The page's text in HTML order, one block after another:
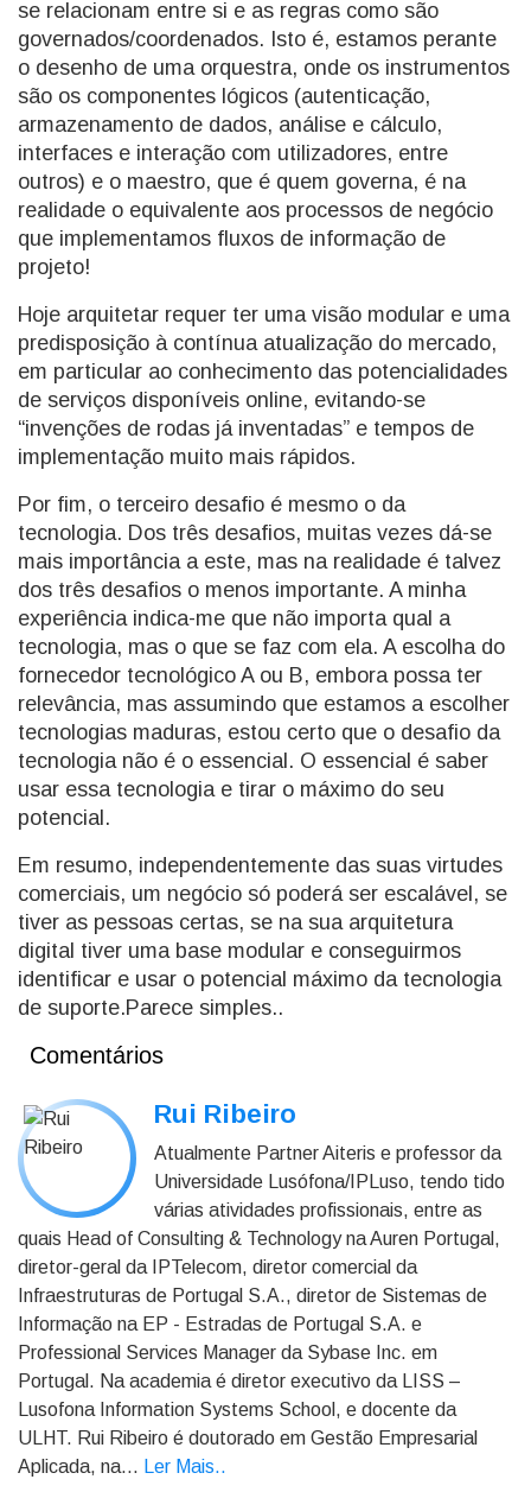
se relacionam entre si e as regras como são
governados/coordenados. Isto é, estamos perante
o desenho de uma orquestra, onde os instrumentos
são os componentes lógicos (autenticação,
armazenamento de dados, análise e cálculo,
interfaces e interação com utilizadores, entre
outros) e o maestro, que é quem governa, é na
realidade o equivalente aos processos de negócio
que implementamos fluxos de informação de
projeto!
Hoje arquitetar requer ter uma visão modular e uma
predisposição à contínua atualização do mercado,
em particular ao conhecimento das potencialidades
de serviços disponíveis online, evitando-se
“invenções de rodas já inventadas” e tempos de
implementação muito mais rápidos.
Por fim, o terceiro desafio é mesmo o da
tecnologia. Dos três desafios, muitas vezes dá-se
mais importância a este, mas na realidade é talvez
dos três desafios o menos importante. A minha
experiência indica-me que não importa qual a
tecnologia, mas o que se faz com ela. A escolha do
fornecedor tecnológico A ou B, embora possa ter
relevância, mas assumindo que estamos a escolher
tecnologias maduras, estou certo que o desafio da
tecnologia não é o essencial. O essencial é saber
usar essa tecnologia e tirar o máximo do seu
potencial.
Em resumo, independentemente das suas virtudes
comerciais, um negócio só poderá ser escalável, se
tiver as pessoas certas, se na sua arquitetura
digital tiver uma base modular e conseguirmos
identificar e usar o potencial máximo da tecnologia
de suporte.Parece simples..
Comentários
Rui Ribeiro
Atualmente Partner Aiteris e professor da
Universidade Lusófona/IPLuso, tendo tido
várias atividades profissionais, entre as
quais Head of Consulting & Technology na Auren Portugal,
diretor-geral da IPTelecom, diretor comercial da
Infraestruturas de Portugal S.A., diretor de Sistemas de
Informação na EP - Estradas de Portugal S.A. e
Professional Services Manager da Sybase Inc. em
Portugal. Na academia é diretor executivo da LISS –
Lusofona Information Systems School, e docente da
ULHT. Rui Ribeiro é doutorado em Gestão Empresarial
Aplicada, na...
Ler Mais..